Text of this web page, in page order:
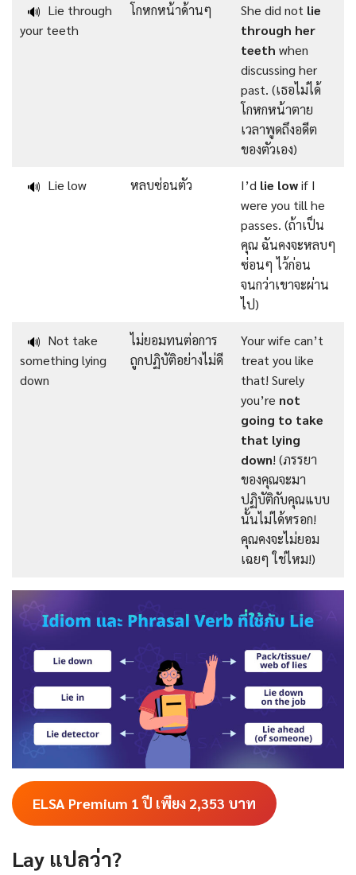
🔊 Lie through
your teeth
โกหกหน้าด้านๆ She did not lie
through her
teeth when
discussing her
past. (เธอไม่ได้
โกหกหน้าตาย
เวลาพูดถึงอดีต
ของตัวเอง)
🔊 Lie low หลบซ่อนตัว I’d lie lowif I
were you till he
passes. (ถ้าเป็น
คุณ ฉันคงจะหลบๆ
ซ่อนๆ ไว้ก่อน
จนกว่าเขาจะผ่าน
ไป)
🔊 Not take
something lying
down
ไม่ยอมทนต่อการ
ถูกปฏิบัติอย่างไม่ดี
Your wife can’t
treat you like
that! Surely
you’re not
going to take
that lying
down! (ภรรยา
ของคุณจะมา
ปฏิบัติกับคุณแบบ
นั้นไม่ได้หรอก!
คุณคงจะไม่ยอม
เฉยๆ ใช่ไหม!)
ELSA Premium 1 ปี เพียง 2,353 บาท
Lay แปลว่า?